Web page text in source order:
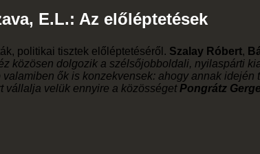
E.L.: Az előléptetések
politikai tisztek előléptetéséről. Szalay Róbert,
közösen dolgozik a szélsőjobboldali, nyilaspárti
ők is konzekvensek: ahogy annak
vállalja velük ennyire a közösséget Pongrátz